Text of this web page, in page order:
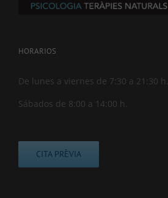
HORARIOS
De lunes a viernes de 7:30 a 21:30 h.
Sábados de 8:00 a 14:00 h.
CITA PRÈVIA